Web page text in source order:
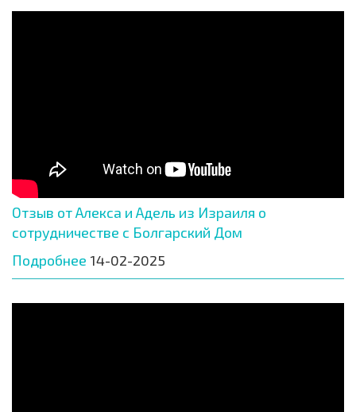
Отзыв от Алекса и Адель из Израиля о
сотрудничестве с Болгарский Дом
Подробнее 14-02-2025